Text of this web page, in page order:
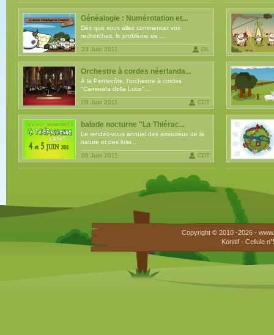
Généalogie : Numérotation et...
Dés que vous allez commencer vos
recherches, le problème de ...
23 Juin 2011
GL
Orchestre à cordes néerlanda...
À la Pentecôte, l'orchestre à cordes
''Camerata della Luce''...
09 Juin 2011
CDT
balade nocturne ''La Thiérac...
Le rendez-vous annuel des amoureux de la
nature et des loisi...
06 Juin 2011
CDT
Copyright © 2010 -2026 -
Konitif - Cellule